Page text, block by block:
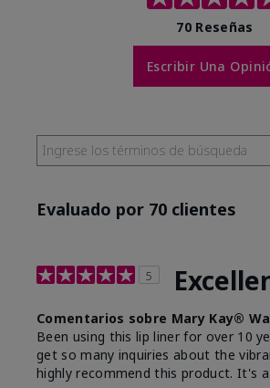
70 Reseñas
Escribir Una
Evaluado por 70 clientes
5
Comentarios sobre Mary Kay®
Been using this lip liner for over 10
get so many inquiries about the
highly recommend this product. It's